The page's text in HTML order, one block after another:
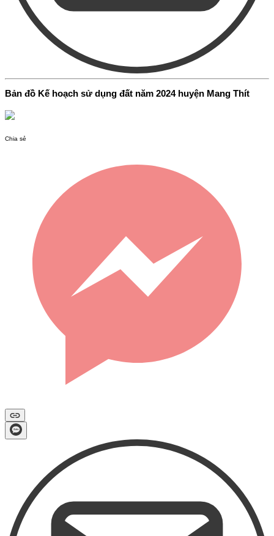
Bản đồ Kế hoạch sử dụng đất năm 2024 huyện Mang Thít
Chia sẻ